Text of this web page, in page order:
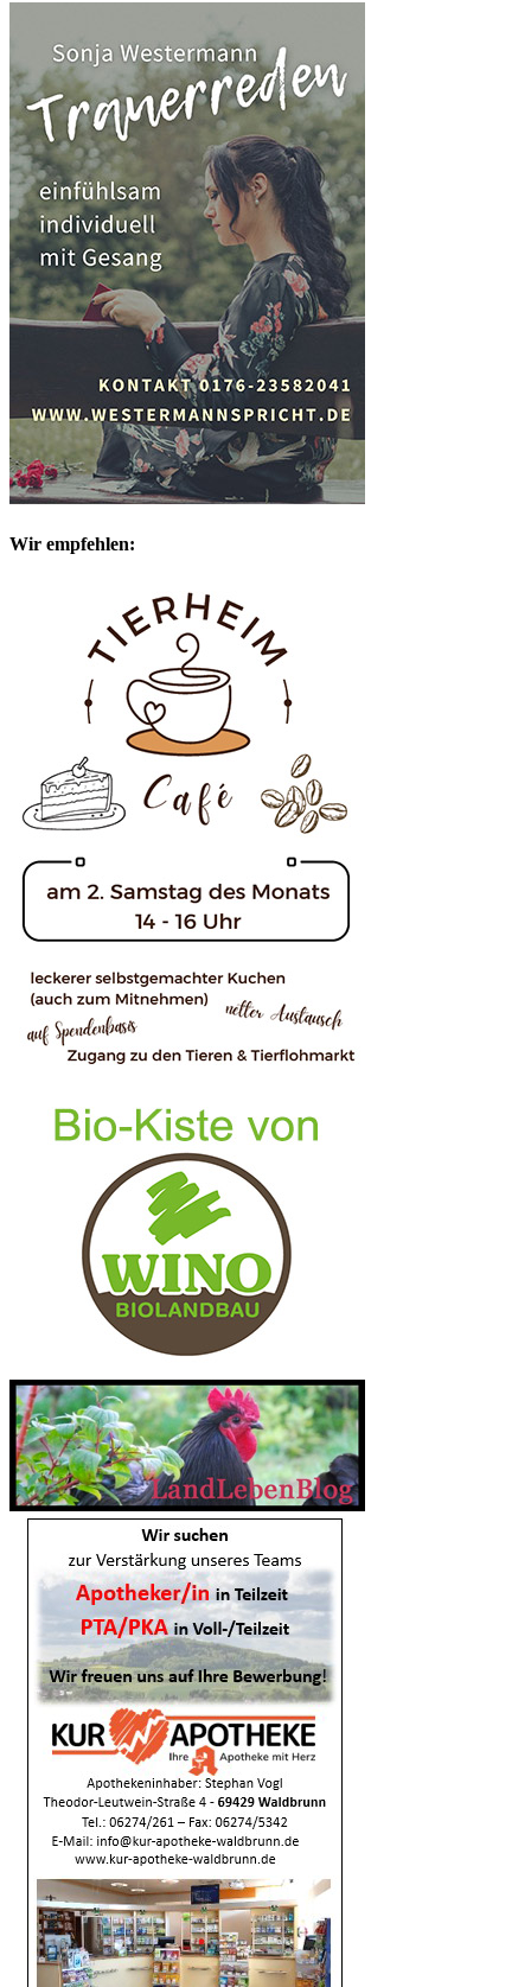
Wir empfehlen: